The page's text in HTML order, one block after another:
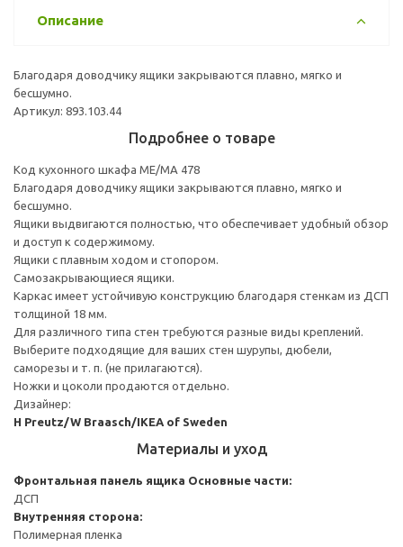
Описание
Благодаря доводчику ящики закрываются плавно, мягко и
бесшумно.
Артикул: 893.103.44
Подробнее о товаре
Код кухонного шкафа ME/MA 478
Благодаря доводчику ящики закрываются плавно, мягко и
бесшумно.
Ящики выдвигаются полностью, что обеспечивает удобный обзор
и доступ к содержимому.
Ящики с плавным ходом и стопором.
Самозакрывающиеся ящики.
Каркас имеет устойчивую конструкцию благодаря стенкам из ДСП
толщиной 18 мм.
Для различного типа стен требуются разные виды креплений.
Выберите подходящие для ваших стен шурупы, дюбели,
саморезы и т. п. (не прилагаются).
Ножки и цоколи продаются отдельно.
Дизайнер:
H Preutz/W Braasch/IKEA of Sweden
Материалы и уход
Фронтальная панель ящика Основные части:
ДСП
Внутренняя сторона:
Полимерная пленка